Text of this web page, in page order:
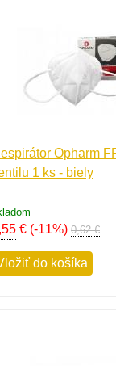
Opharm
1 ks - biely
€ (-11%) 0,62 €
do košíka